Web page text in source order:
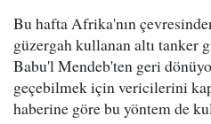
Bu hafta Afrika'nın
güzergah kullanan altı tanker
Babu'l Mendeb'ten geri
geçebilmek için vericilerini
haberine göre bu yöntem de